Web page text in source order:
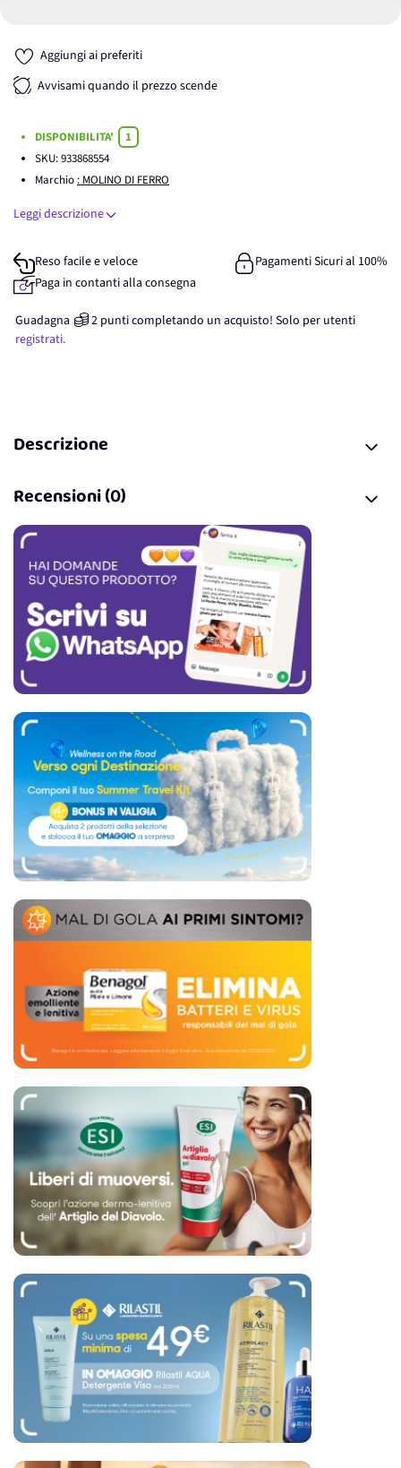
Aggiungi ai preferiti
Avvisami quando il prezzo scende
DISPONIBILITA'
1
SKU:933868554
Marchio : MOLINO DI FERRO
Leggi descrizione
Reso facile e veloce
Pagamenti Sicuri al 100%
Paga in contanti alla consegna
Guadagna 2 punticompletando un acquisto! Solo per utenti
registrati.
Descrizione
Recensioni (0)